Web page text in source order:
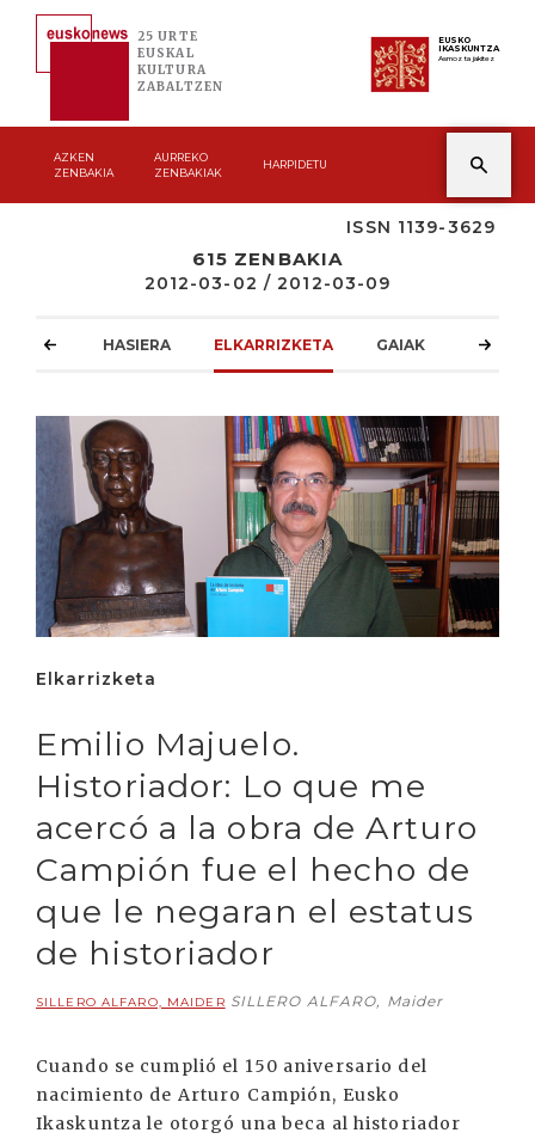
25 URTE
EUSKAL
KULTURA
ZABALTZEN
EUSKO
IKASKUNTZA
Asmoz ta jakitez
AZKEN
ZENBAKIA
AURREKO
ZENBAKIAK
HARPIDETU
ISSN 1139-3629
615 ZENBAKIA
2012-03-02 / 2012-03-09
HASIERA ELKARRIZKETA GAIAK
Elkarrizketa
Emilio Majuelo.
Historiador: Lo que me
acercó a la obra de Arturo
Campión fue el hecho de
que le negaran el estatus
de historiador
SILLERO ALFARO, MAIDER SILLERO ALFARO, Maider
Cuando se cumplió el 150 aniversario del
nacimiento de Arturo Campión, Eusko
Ikaskuntza le otorgó una beca al historiador